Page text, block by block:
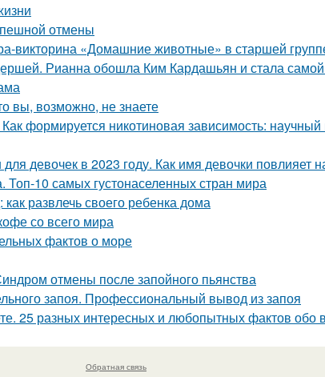
отмены
викторина «Домашние животные» в старшей
Рианна обошла Ким Кардашьян и стала
вы, возможно, не знаете
формируется никотиновая зависимость:
девочек в 2023 году. Как имя девочки повлияет
10 самых густонаселенных стран мира
развлечь своего ребенка дома
со всего мира
фактов о море
отмены после запойного пьянства
запоя. Профессиональный вывод из запоя
25 разных интересных и любопытных фактов обо
Обратная связь